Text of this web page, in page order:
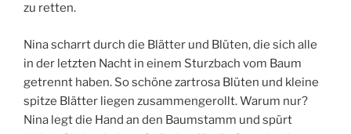
zu retten.
Nina scharrt durch die Blätter und Blüten, die sich alle
in der letzten Nacht in einem Sturzbach vom Baum
getrennt haben. So schöne zartrosa Blüten und kleine
spitze Blätter liegen zusammengerollt. Warum nur?
Nina legt die Hand an den Baumstamm und spürt